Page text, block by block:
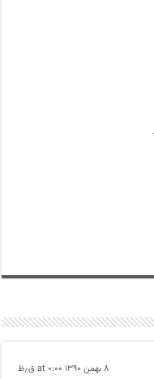
۸ بهمن ۱۳۹۰ at ۰:۰۰ ق٫ظ